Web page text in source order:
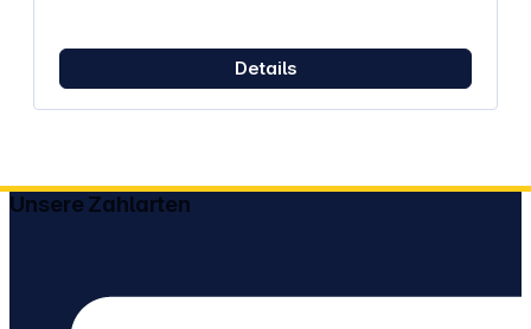
Details
Unsere Zahlarten